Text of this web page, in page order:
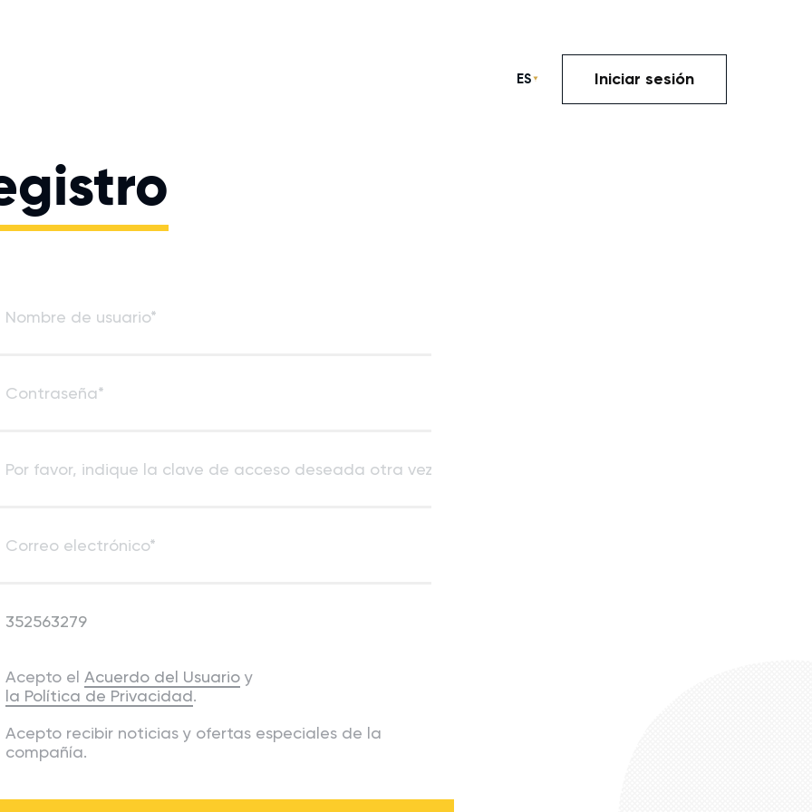
ES Iniciar sesión
Acepto el Acuerdo del Usuario y
la Política de Privacidad.
Acepto recibir noticias y ofertas especiales de la
compañía.